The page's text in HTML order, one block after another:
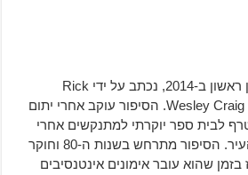
הקומיקס, ששיחרר גיליון ראשון ב-2014, נכתב על ידי Rick
Remender ואוייר על ידי Wesley Craig. הסיפור עוקב אחרי יתום
לבית ספר יוקרתי למתנקשים אחרי
ילדות ארוכה ברחובות העיר. הסיפור מתרחש בשנות ה-80 וחוקר
שהוא עובר אימונים אינטנסיבים